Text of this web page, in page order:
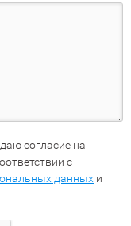
согласие на
с
данных и